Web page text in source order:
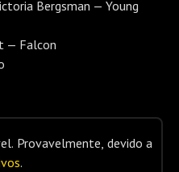
Bergsman — Young
— Falcon
Provavelmente, devido a
.